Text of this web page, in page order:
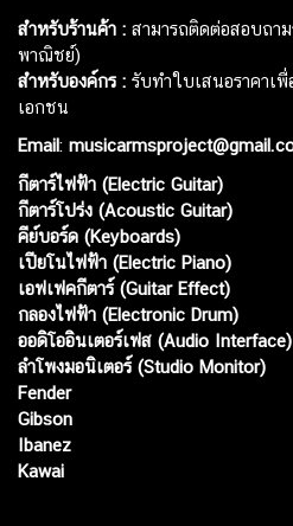
สำหรับร้านค้า : สามารถติดต่อสอบถา
พาณิชย์)
สำหรับองค์กร : รับทำใบเสนอราคาเพื่
เอกชน
Email:
กีตาร์ไฟฟ้า (Electric Guitar)
กีตาร์โปร่ง (Acoustic Guitar)
คีย์บอร์ด (Keyboards)
เปียโนไฟฟ้า (Electric Piano)
เอฟเฟคกีตาร์ (Guitar Effect)
กลองไฟฟ้า (Electronic Drum)
ออดิโออินเตอร์เฟส (Audio Interface)
ลำโพงมอนิเตอร์ (Studio Monitor)
Fender
Gibson
Ibanez
Kawai